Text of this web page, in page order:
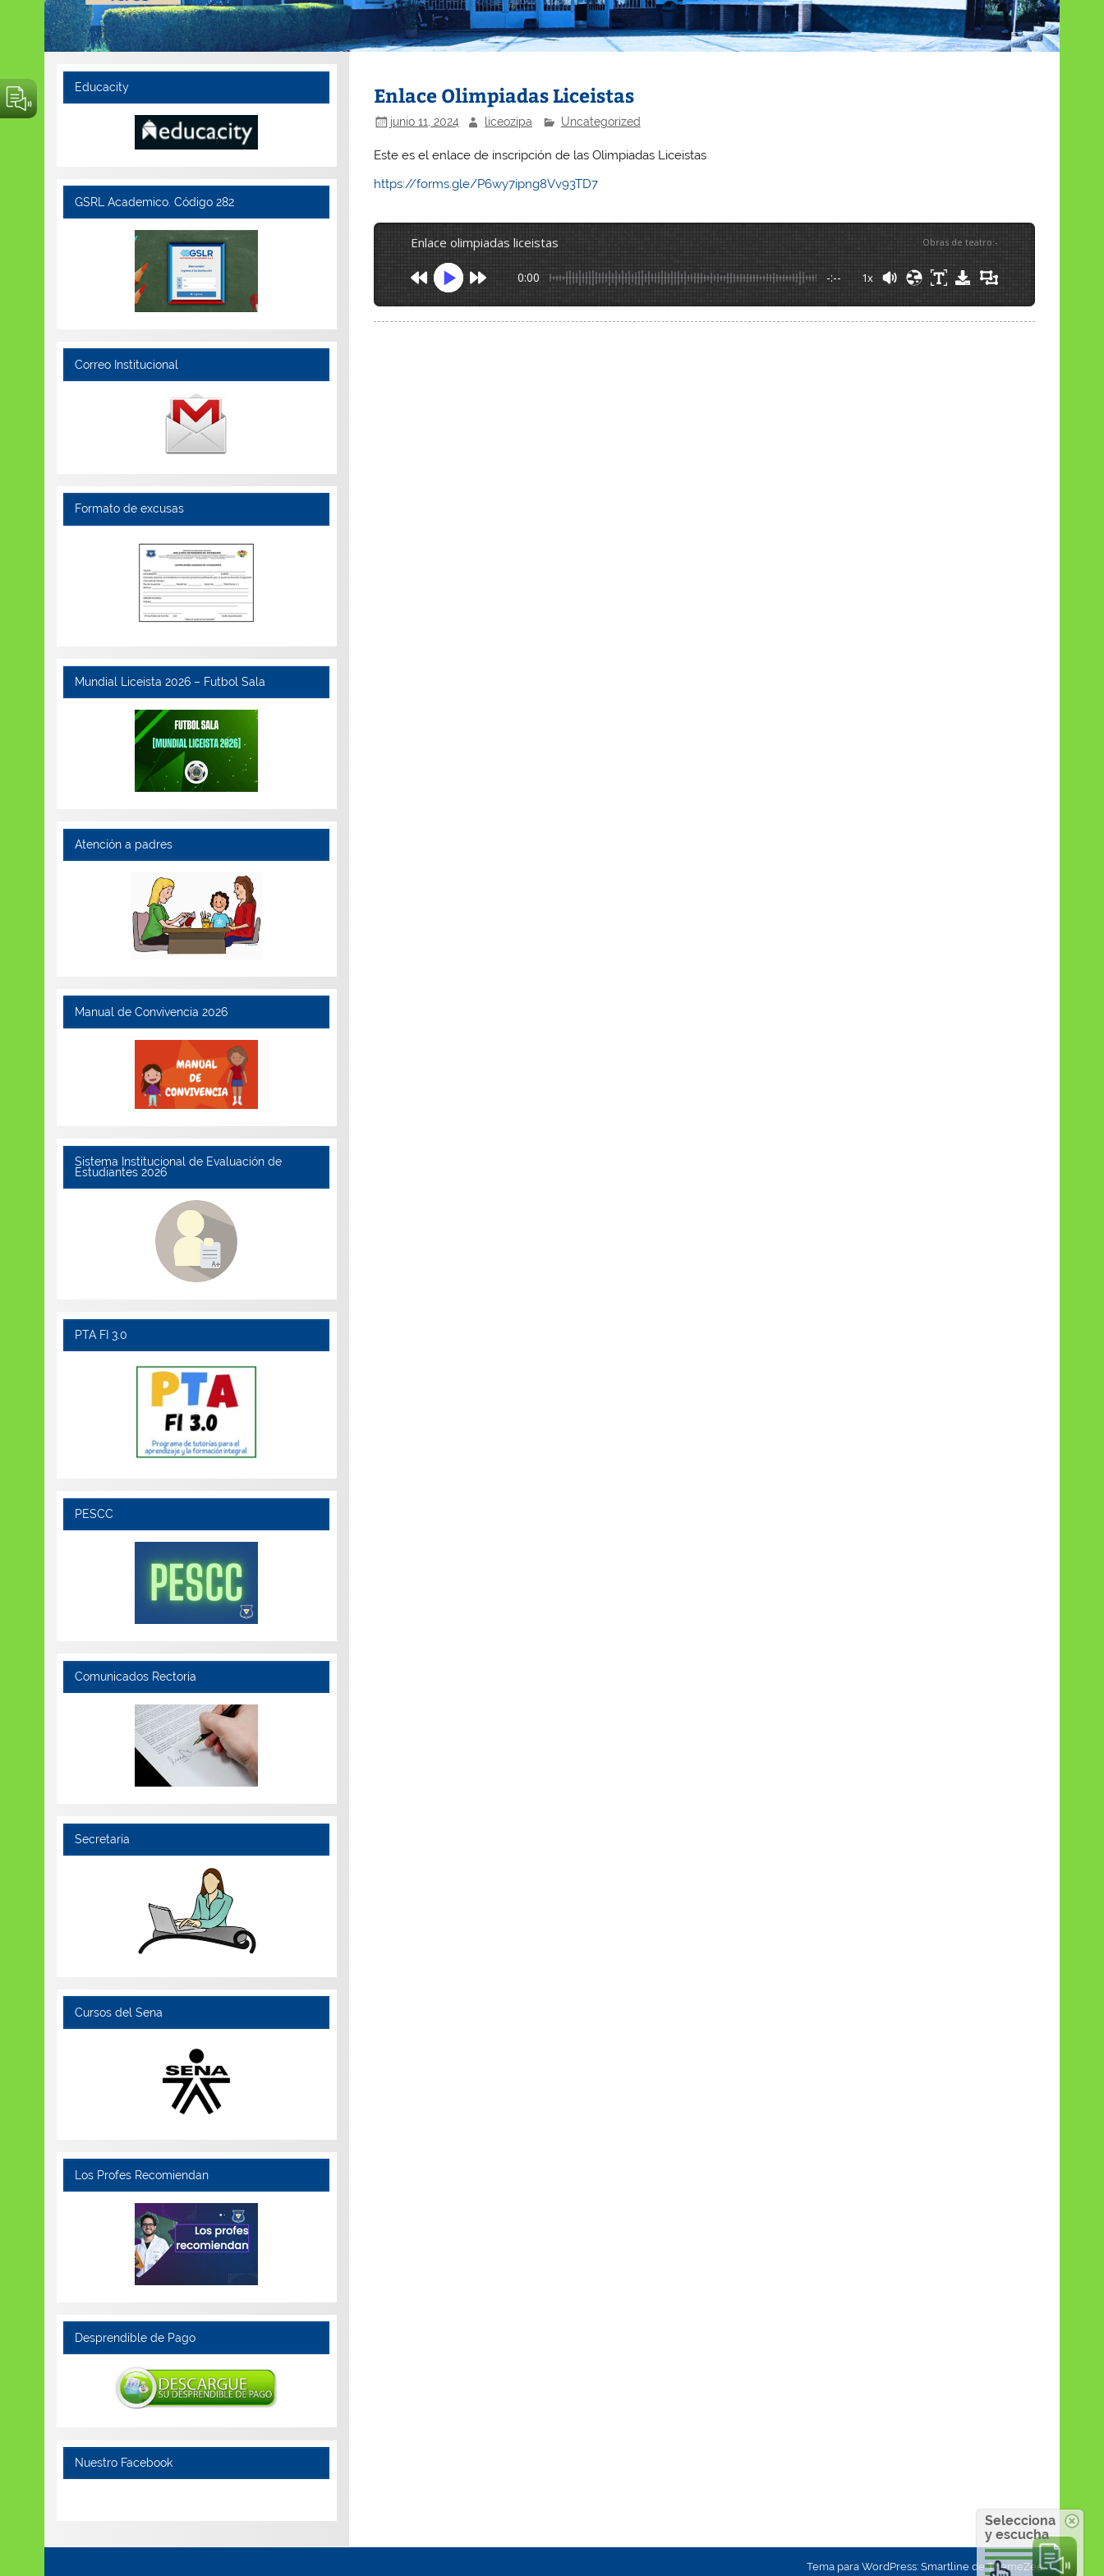
Enlace Olimpiadas Liceistas
junio 11, 2024 liceozipa Uncategorized
Este es el enlace de inscripción de las Olimpiadas Liceistas
https://forms.gle/P6wy7ipng8Vv93TD7
enlace olimpiadas liceistas Obras de teatro:-
0:00 -:-- 1x
Educacity
GSRL Academico. Código 282
Correo Institucional
Formato de excusas
Mundial Liceista 2026 – Futbol Sala
Atención a padres
Manual de Convivencia 2026
Sistema Institucional de Evaluación de
Estudiantes 2026
PTA FI 3.0
PESCC
Comunicados Rectoría
Secretaría
Cursos del Sena
Los Profes Recomiendan
Desprendible de Pago
Nuestro Facebook
Tema para WordPress: Smartline de ThemeZee.
Selecciona
y escucha